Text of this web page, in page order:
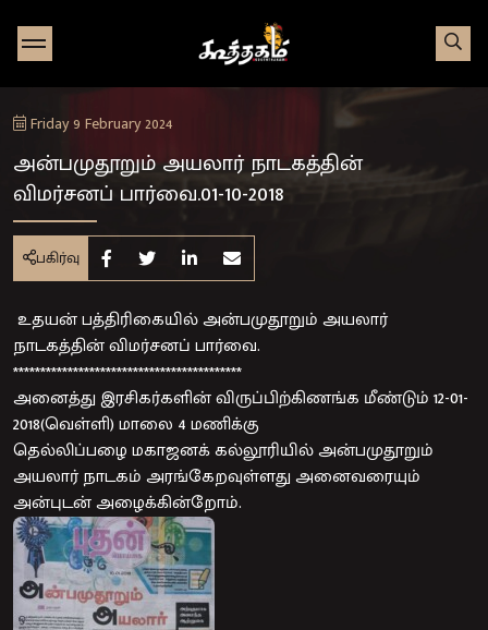
Go to Home page
Friday 9 February 2024
அன்பமுதூறும் அயலார் நாடகத்தின்
விமர்சனப் பார்வை.01-10-2018
பகிர்வு Share on Facebook
Share on Twitter
Share on Linkedin
Share by e-mail
உதயன் பத்திரிகையில் அன்பமுதூறும் அயலார்
நாடகத்தின் விமர்சனப் பார்வை.
******************************************
அனைத்து இரசிகர்களின் விருப்பிற்கிணங்க மீண்டும் 12-01-
2018(வெள்ளி) மாலை 4 மணிக்கு
தெல்லிப்பழை மகாஜனக் கல்லூரியில் அன்பமுதூறும்
அயலார் நாடகம் அரங்கேறவுள்ளது அனைவரையும்
அன்புடன் அழைக்கின்றோம்.